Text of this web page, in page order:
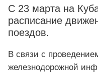
С 23 марта на
расписание
поездов.
В связи с
железнодорожной